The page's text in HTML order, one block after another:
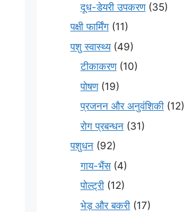
दूध-डेयरी उपकरण(35)
पक्षी फार्मिंग (11)
पशु स्वास्थ्य(49)
टीकाकरण(10)
पोषण(19)
प्रजनन और अनुवंशिकी (12)
रोग प्रबन्धन (31)
पशुधन (92)
गाय-भैंस(4)
पोल्ट्री (12)
भेड़ और बकरी (17)